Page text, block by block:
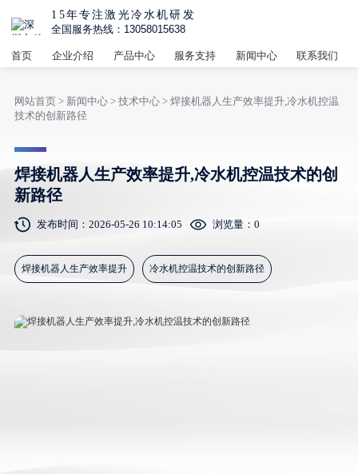
15年专注激光冷水机研发
全国服务热线：13058015638
首页 企业介绍 产品中心 服务支持 新闻中心 联系我们
网站首页> 新闻中心> 技术中心> 焊接机器人生产效率提升,冷水机控温
技术的创新路径
焊接机器人生产效率提升,冷水机控温技术的创
新路径
发布时间：2026-05-26 10:14:05 浏览量： 0
焊接机器人生产效率提升 冷水机控温技术的创新路径